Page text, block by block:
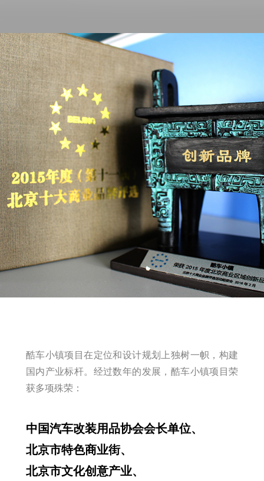
酷车小镇项目在定位和设计规划上独树一帜，构建
国内产业标杆。经过数年的发展，酷车小镇项目荣
获多项殊荣：
中国汽车改装用品协会会长单位、
北京市特色商业街、
北京市文化创意产业、